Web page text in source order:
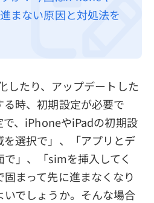
まない原因と対処法を
したり、アップデートした
時、初期設定が必要で
で、iPhoneやiPadの初期設
選択で」、「アプリとデ
」、「simを挿入してく
まって先に進まなくなり
いでしょうか。そんな場合